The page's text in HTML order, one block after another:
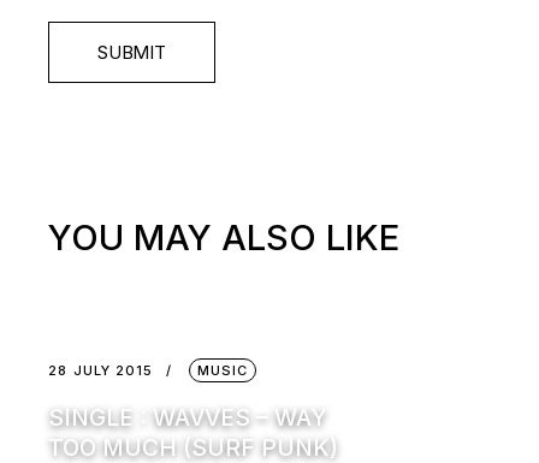
SUBMIT
YOU MAY ALSO LIKE
28 JULY 2015 MUSIC
SINGLE : WAVVES – WAY
TOO MUCH (SURF PUNK)